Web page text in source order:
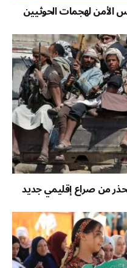
الأمن لهجمات الحوثيين
من صراع إقليمي جديد